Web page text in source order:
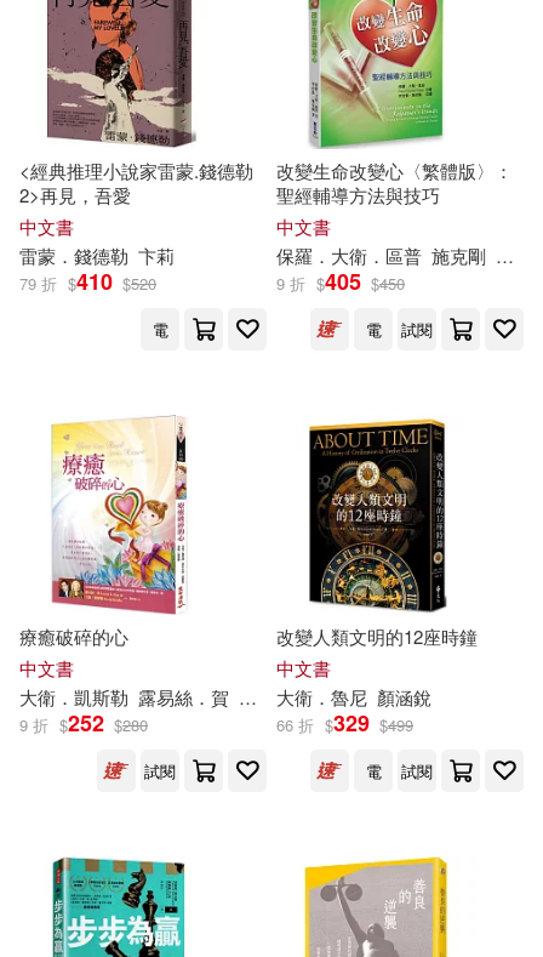
漢寶德(42) 漫界文化(42)
王偉營（主編）(42) LEO(41)
ななみあいす(41)
名師作者群(41) 山岡莊八(41)
グラフィス(40) ハミタ(40)
京橋こより(40) 吳燦銘(40)
孫萌（主編）(40)
王學東（主編）(40) 石地(40)
（德）康德(40)
カムカムぴゅっ！(39)
東南大學出版社(326)
上海書畫出版社(324)
布克文化(315)
愛播聽書FM(315)
江蘇美術出版社(314)
北京教育出版社(311)
西南交通大學出版社(309)
天下雜誌(308)
上海古籍出版社(307)
人民日報出版社(305)
中國輕工業出版社(304)
千華駐科技(304)
KADOKAWA(302)
<經典推理小說家雷蒙.錢德勒
2>再見，吾愛
中文書
雷蒙． 錢德勒 卞莉
79 折 $410 $520
電
改變生命改變心〈繁體版〉：
聖經輔導方法與技巧
中文書
保羅． 大衛 ．區普 施克剛 李台
9 折 $405 $450
電
試閱
療癒破碎的心
中文書
大衛 ．凱斯勒 露易絲．賀 謝明憲
9 折 $252 $280
試閱
改變人類文明的12座時鐘
中文書
大衛 ．魯尼 顏涵銳
66 折 $329 $499
電
試閱